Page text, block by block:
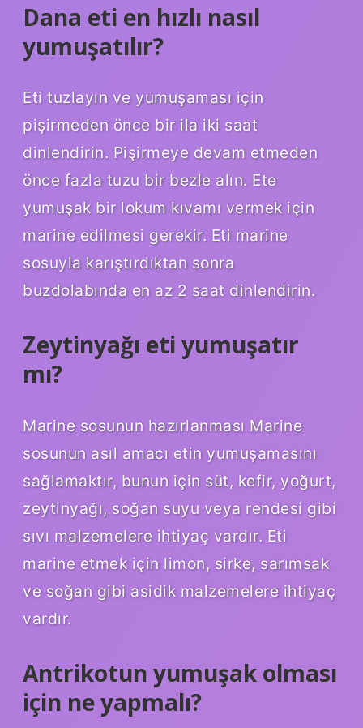
Dana eti en hızlı nasıl
yumuşatılır?
Eti tuzlayın ve yumuşaması için
pişirmeden önce bir ila iki saat
dinlendirin. Pişirmeye devam etmeden
önce fazla tuzu bir bezle alın. Ete
yumuşak bir lokum kıvamı vermek için
marine edilmesi gerekir. Eti marine
sosuyla karıştırdıktan sonra
buzdolabında en az 2 saat dinlendirin.
Zeytinyağı eti yumuşatır
mı?
Marine sosunun hazırlanması Marine
sosunun asıl amacı etin yumuşamasını
sağlamaktır, bunun için süt, kefir, yoğurt,
zeytinyağı, soğan suyu veya rendesi gibi
sıvı malzemelere ihtiyaç vardır. Eti
marine etmek için limon, sirke, sarımsak
ve soğan gibi asidik malzemelere ihtiyaç
vardır.
Antrikotun yumuşak olması
için ne yapmalı?